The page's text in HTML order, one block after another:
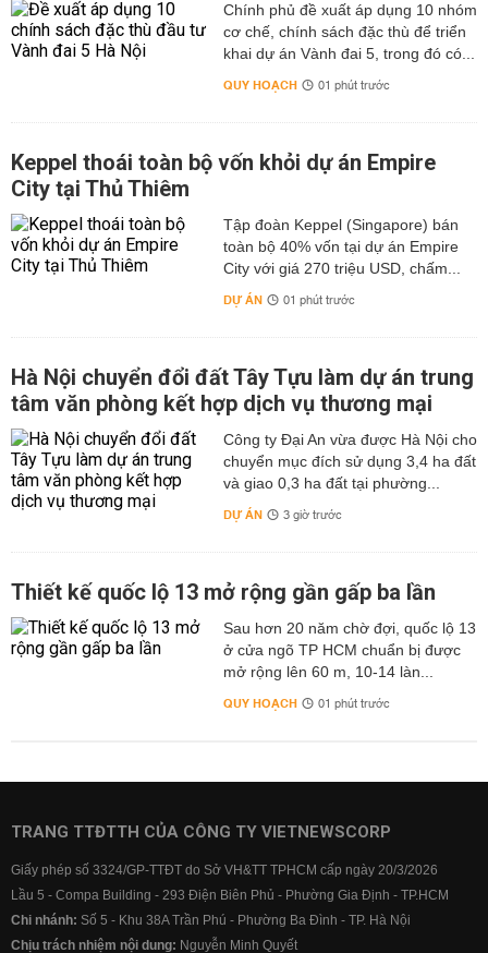
Chính phủ đề xuất áp dụng 10 nhóm
cơ chế, chính sách đặc thù để triển
khai dự án Vành đai 5, trong đó có...
QUY HOẠCH 01 phút trước
Keppel thoái toàn bộ vốn khỏi dự án Empire
City tại Thủ Thiêm
Tập đoàn Keppel (Singapore) bán
toàn bộ 40% vốn tại dự án Empire
City với giá 270 triệu USD, chấm...
DỰ ÁN 01 phút trước
Hà Nội chuyển đổi đất Tây Tựu làm dự án trung
tâm văn phòng kết hợp dịch vụ thương mại
Công ty Đại An vừa được Hà Nội cho
chuyển mục đích sử dụng 3,4 ha đất
và giao 0,3 ha đất tại phường...
DỰ ÁN 3 giờ trước
Thiết kế quốc lộ 13 mở rộng gần gấp ba lần
Sau hơn 20 năm chờ đợi, quốc lộ 13
ở cửa ngõ TP HCM chuẩn bị được
mở rộng lên 60 m, 10-14 làn...
QUY HOẠCH 01 phút trước
TRANG TTĐTTH CỦA CÔNG TY VIETNEWSCORP
Giấy phép số 3324/GP-TTĐT do Sở VH&TT TPHCM cấp ngày 20/3/2026
Lầu 5 - Compa Building - 293 Điện Biên Phủ - Phường Gia Định - TP.HCM
Chi nhánh: Số 5 - Khu 38A Trần Phú - Phường Ba Đình - TP. Hà Nội
Chịu trách nhiệm nội dung: Nguyễn Minh Quyết